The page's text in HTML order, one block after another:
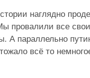
наглядно
провалили все
А параллельно
всё то